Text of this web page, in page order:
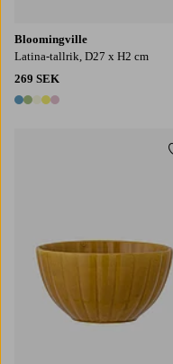
Bloomingville
Latina-tallrik, D27 x H2 cm
269 SEK
5 färger